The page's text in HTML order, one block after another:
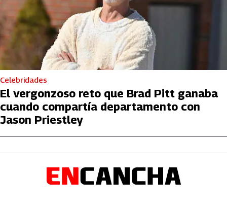
Celebridades
El vergonzoso reto que Brad Pitt ganaba
cuando compartía departamento con
Jason Priestley